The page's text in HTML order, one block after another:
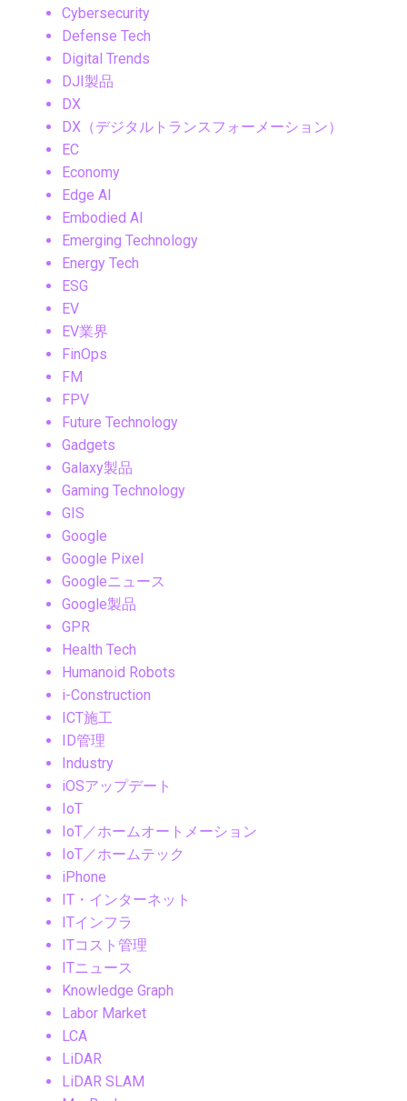
Cybersecurity
Defense Tech
Digital Trends
DJI製品
DX
DX（デジタルトランスフォーメーション）
EC
Economy
Edge AI
Embodied AI
Emerging Technology
Energy Tech
ESG
EV
EV業界
FinOps
FM
FPV
Future Technology
Gadgets
Galaxy製品
Gaming Technology
GIS
Google
Google Pixel
Googleニュース
Google製品
GPR
Health Tech
Humanoid Robots
i-Construction
ICT施工
ID管理
Industry
iOSアップデート
IoT
IoT／ホームオートメーション
IoT／ホームテック
iPhone
IT・インターネット
ITインフラ
ITコスト管理
ITニュース
Knowledge Graph
Labor Market
LCA
LiDAR
LiDAR SLAM